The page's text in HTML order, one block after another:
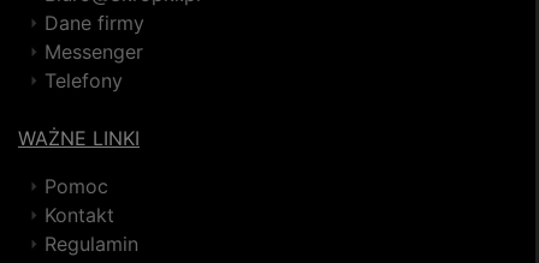
Dane firmy
Messenger
Telefony
WAŻNE LINKI
Pomoc
Kontakt
Regulamin